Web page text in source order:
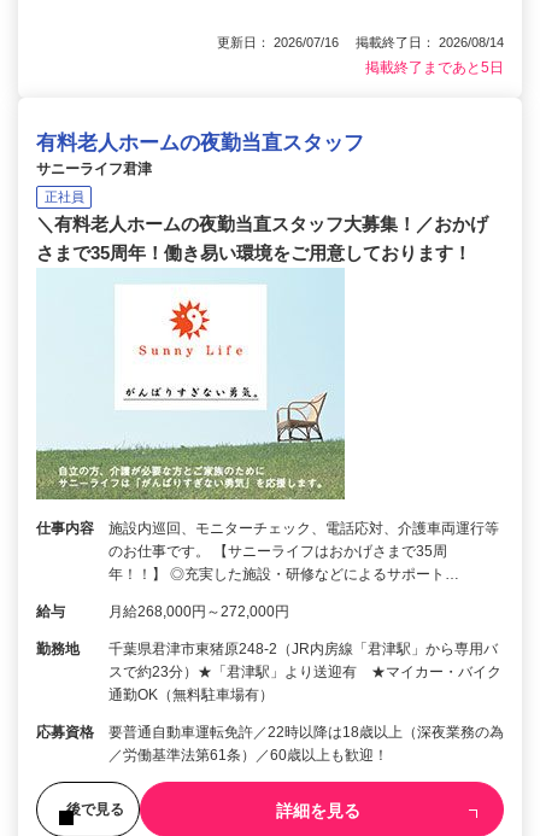
更新日： 2026/07/16 掲載終了日： 2026/08/14
掲載終了まであと5日
有料老人ホームの夜勤当直スタッフ
サニーライフ君津
正社員
＼有料老人ホームの夜勤当直スタッフ大募集！／おかげ
さまで35周年！働き易い環境をご用意しております！
仕事内容
施設内巡回、モニターチェック、電話応対、介護車両運行等
のお仕事です。 【サニーライフはおかげさまで35周
年！！】 ◎充実した施設・研修などによるサポート…
給与 月給268,000円～272,000円
勤務地
千葉県君津市東猪原248-2（JR内房線「君津駅」から専用バ
スで約23分）★「君津駅」より送迎有 ★マイカー・バイク
通勤OK（無料駐車場有）
応募資格
要普通自動車運転免許／22時以降は18歳以上（深夜業務の為
／労働基準法第61条）／60歳以上も歓迎！
後で見る 詳細を見る